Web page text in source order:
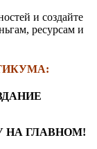
и создайте
ресурсам и
НА ГЛАВНОМ!